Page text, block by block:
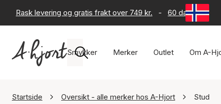
Rask levering og gratis frakt over 749 kr. - 60 dagers
Smykker Merker Outlet Om A-
Startside Oversikt - alle merker hos A-Hjort